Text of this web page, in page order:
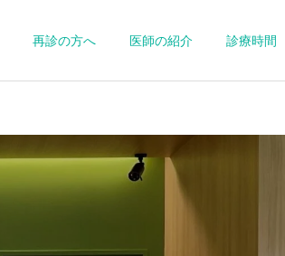
再診の方へ 医師の紹介 診療時間